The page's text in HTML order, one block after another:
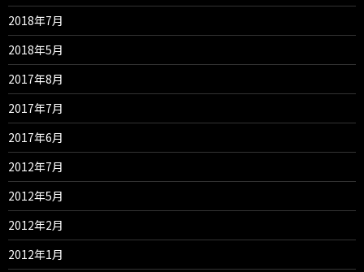
2018年7月
2018年5月
2017年8月
2017年7月
2017年6月
2012年7月
2012年5月
2012年2月
2012年1月